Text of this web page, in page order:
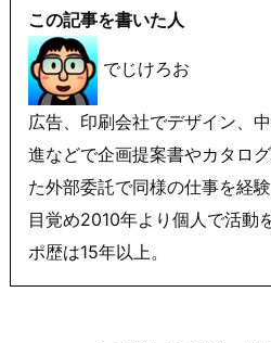
この記事を書いた人
でじけろお
広告、印刷会社でデザイン、
進などで企画提案書やカタロ
た外部委託で同様の仕事を経
目覚め2010年より個人で活動
ポ歴は15年以上。